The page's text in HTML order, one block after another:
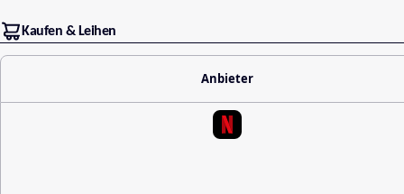
Kaufen & Leihen
Anbieter